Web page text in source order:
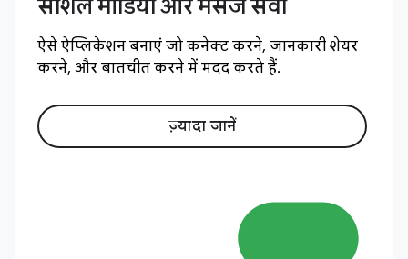
सोशल मीडिया और मैसेज सेवा
ऐसे ऐप्लिकेशन बनाएं जो कनेक्ट करने, जानकारी शेयर
करने, और बातचीत करने में मदद करते हैं.
ज़्यादा जानें